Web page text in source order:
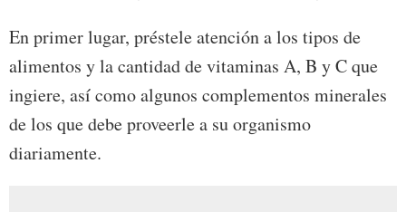
En primer lugar, préstele atención a los tipos de
alimentos y la cantidad de vitaminas A, B y C que
ingiere, así como algunos complementos minerales
de los que debe proveerle a su organismo
diariamente.